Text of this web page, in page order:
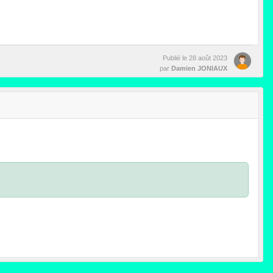
Publié le 28 août 2023
par Damien JONIAUX